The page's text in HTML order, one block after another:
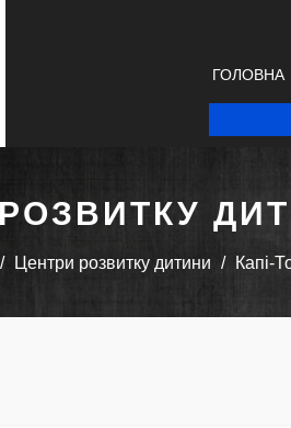
ГОЛОВНА
Центри розвитку дитини Капі-